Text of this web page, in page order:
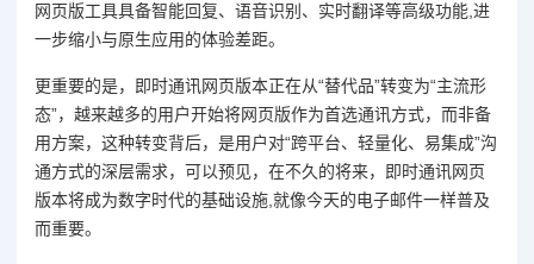
网页版工具具备智能回复、语音识别、实时翻译等高级功能,进
一步缩小与原生应用的体验差距。
更重要的是，即时通讯网页版本正在从“替代品”转变为“主流形
态”，越来越多的用户开始将网页版作为首选通讯方式，而非备
用方案，这种转变背后，是用户对“跨平台、轻量化、易集成”沟
通方式的深层需求，可以预见，在不久的将来，即时通讯网页
版本将成为数字时代的基础设施,就像今天的电子邮件一样普及
而重要。